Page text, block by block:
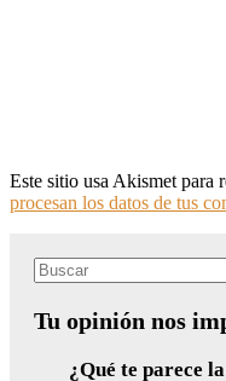
Este sitio usa Akismet para
procesan los datos de tus
Search
Tu opinión nos
¿Qué te parece